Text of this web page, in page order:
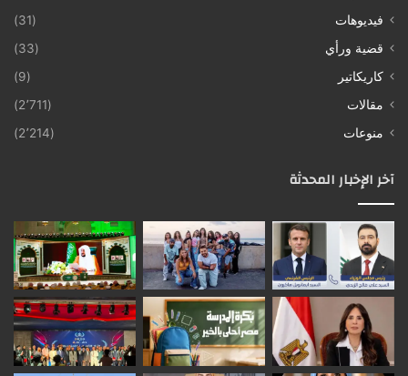
فيديوهات
(31)
قضية ورأي
(33)
كاريكاتير
(9)
مقالات
(2٬711)
منوعات
(2٬214)
آخر الإخبار المحدثة